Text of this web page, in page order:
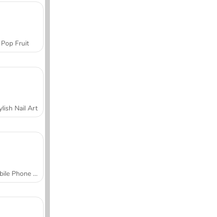
Pop Fruit
Nail Art
Mobile Phone Case Design & DIY